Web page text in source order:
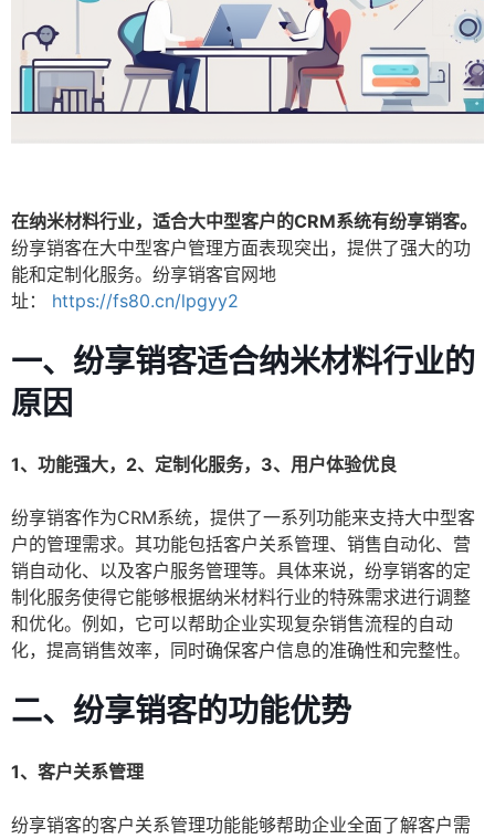
在纳米材料行业，适合大中型客户的CRM系统有纷享销客。
纷享销客在大中型客户管理方面表现突出，提供了强大的功
能和定制化服务。纷享销客官网地
址：
https://fs80.cn/lpgyy2
一、纷享销客适合纳米材料行业的
原因
1、功能强大，2、定制化服务，3、用户体验优良
纷享销客作为CRM系统，提供了一系列功能来支持大中型客
户的管理需求。其功能包括客户关系管理、销售自动化、营
销自动化、以及客户服务管理等。具体来说，纷享销客的定
制化服务使得它能够根据纳米材料行业的特殊需求进行调整
和优化。例如，它可以帮助企业实现复杂销售流程的自动
化，提高销售效率，同时确保客户信息的准确性和完整性。
二、纷享销客的功能优势
1、客户关系管理
纷享销客的客户关系管理功能能够帮助企业全面了解客户需